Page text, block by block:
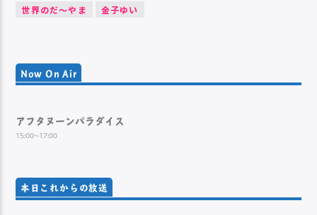
世界のだ～やま
金子ゆい
Now On Air
アフタヌーンパラダイス
15:00~17:00
本日これからの放送